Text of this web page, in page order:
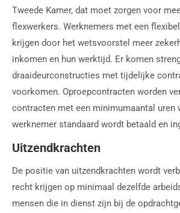
Tweede Kamer, dat moet zorgen voor
flexwerkers. Werknemers met een
krijgen door het wetsvoorstel meer
inkomen en hun werktijd. Er komen
draaideurconstructies met tijdelijke
voorkomen. Oproepcontracten worden
contracten met een minimumaantal uren
werknemer standaard wordt betaald en
Uitzendkrachten
De positie van uitzendkrachten wordt
recht krijgen op minimaal dezelfde
mensen die in dienst zijn bij de